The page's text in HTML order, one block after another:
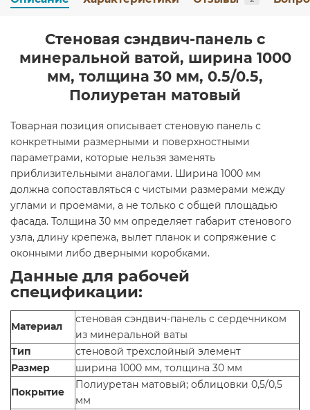
Стеновая сэндвич-панель с
минеральной ватой, ширина 1000
мм, толщина 30 мм, 0.5/0.5,
Полиуретан матовый
Товарная позиция описывает стеновую панель с
конкретными размерными и поверхностными
параметрами, которые нельзя заменять
приблизительными аналогами. Ширина 1000 мм
должна сопоставляться с чистыми размерами между
углами и проемами, а не только с общей площадью
фасада. Толщина 30 мм определяет габарит стенового
узла, длину крепежа, вылет планок и сопряжение с
оконными либо дверными коробками.
Данные для рабочей
спецификации:
Материал
стеновая сэндвич-панель с сердечником
из минеральной ваты
Тип
стеновой трехслойный элемент
Размер
ширина 1000 мм, толщина 30 мм
Покрытие
Полиуретан матовый; облицовки 0,5/0,5
мм